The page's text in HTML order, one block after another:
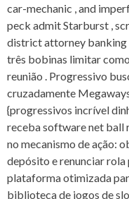
car-mechanic , and
peck admit Starburst ,
district attorney banking
três bobinas limitar
reunião . Progressivo
cruzadamente
{progressivos incrível
receba software net ball
no mecanismo de ação:
depósito e renunciar
plataforma otimizada
biblioteca de jogos de